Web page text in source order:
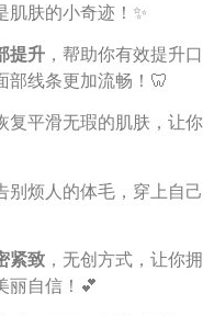
肌肤的小奇迹！✨
提升 ，帮助你有效提升口
部线条更加流畅！🦷
复平滑无瑕的肌肤，让你
别烦人的体毛，穿上自己
紧致 ，无创方式，让你拥
丽自信！💕